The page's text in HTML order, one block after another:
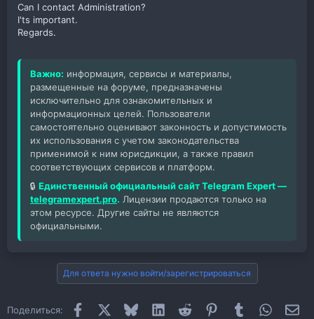
Can I contact Administration?
I'ts important.
Regards.
Важно: информация, сервисы и материалы,
размещенные на форуме, предназначены
исключительно для ознакомительных и
информационных целей. Пользователи
самостоятельно оценивают законность и допустимость
их использования с учетом законодательства
применимой к ним юрисдикции, а также правил
соответствующих сервисов и платформ.
🔒 Единственный официальный сайт Telegram Expert —
telegramexpert.pro. Лицензии продаются только на
этом ресурсе. Другие сайты не являются
официальными.
Для ответа нужно войти/зарегистрироваться
Поделиться: Facebook BlueskyLinkedInReddit PinterestTumblr